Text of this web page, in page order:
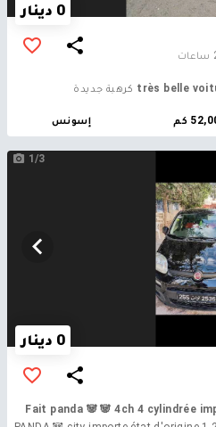
0 دينار
très belle
كم إسونس
1/3
0 دينار
Fait panda 🐼 🐼 4ch 4 cylindrée